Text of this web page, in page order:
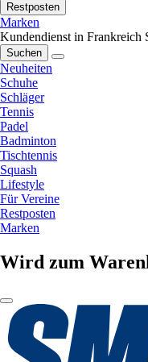
Restposten
Marken
Kundendienst in Frankreich
Suchen
Neuheiten
Schuhe
Schläger
Tennis
Padel
Badminton
Tischtennis
Squash
Lifestyle
Für Vereine
Restposten
Marken
Wird zum